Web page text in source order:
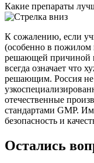
Какие препараты
К сожалению, если
(особенно в пожилом
решающей причиной
всегда означает что
решающим. Россия не
отечественные
стандартами GMP.
безопасность и
Остались